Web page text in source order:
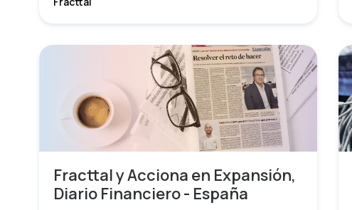
Fracttal y Acciona en Expansión,
Diario Financiero - España